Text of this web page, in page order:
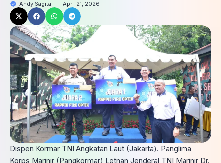
Andy Sagita - April 21, 2026
Dispen Kormar TNI Angkatan Laut (Jakarta). Panglima
Korps Marinir (Pangkormar) Letnan Jenderal TNI Marinir Dr.